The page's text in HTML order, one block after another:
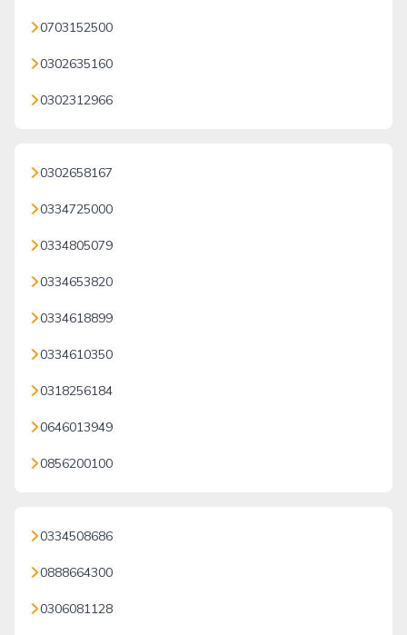
0703152500
0302635160
0302312966
0302658167
0334725000
0334805079
0334653820
0334618899
0334610350
0318256184
0646013949
0856200100
0334508686
0888664300
0306081128